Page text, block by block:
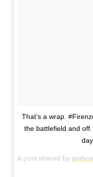
That’s a wrap.
the battlefield and
A post shared by